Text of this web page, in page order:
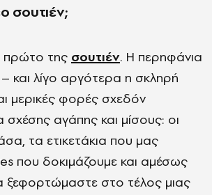
σουτιέν;
πρώτο της σουτιέν. Η περηφάνια
και λίγο αργότερα η σκληρή
μερικές φορές σχεδόν
αγάπης και μίσους: οι
τα ετικετάκια που μας
που δοκιμάζουμε και αμέσως
ξεφορτώμαστε στο τέλος μιας